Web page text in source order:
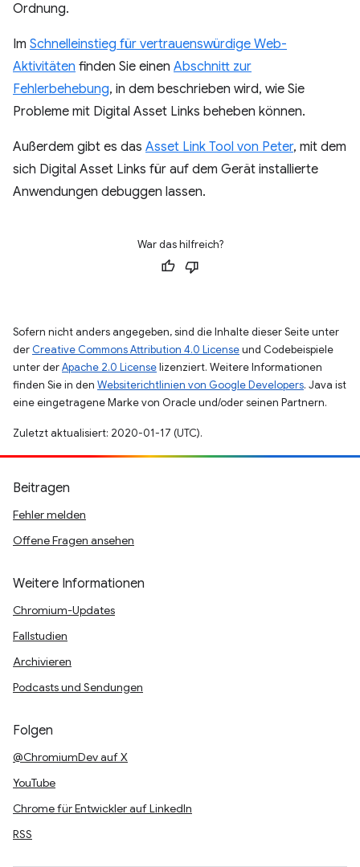
Ordnung.
Im Schnelleinstieg für vertrauenswürdige Web-
Aktivitäten finden Sie einen Abschnitt zur
Fehlerbehebung, in dem beschrieben wird, wie Sie
Probleme mit Digital Asset Links beheben können.
Außerdem gibt es das Asset Link Tool von Peter, mit dem
sich Digital Asset Links für auf dem Gerät installierte
Anwendungen debuggen lassen.
War das hilfreich?
Sofern nicht anders angegeben, sind die Inhalte dieser Seite unter
der Creative Commons Attribution 4.0 Licenseund Codebeispiele
unter derApache 2.0 Licenselizenziert. Weitere Informationen
finden Sie in den Websiterichtlinien von Google Developers. Java ist
eine eingetragene Marke von Oracle und/oder seinen Partnern.
Zuletzt aktualisiert: 2020-01-17 (UTC).
Beitragen
Fehler melden
Offene Fragen ansehen
Weitere Informationen
Chromium-Updates
Fallstudien
Archivieren
Podcasts und Sendungen
Folgen
@ChromiumDev auf X
YouTube
Chrome für Entwickler auf LinkedIn
RSS